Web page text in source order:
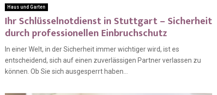
Haus und Garten
Ihr Schlüsselnotdienst in Stuttgart – Sicherheit
durch professionellen Einbruchschutz
In einer Welt, in der Sicherheit immer wichtiger wird, ist es
entscheidend, sich auf einen zuverlässigen Partner verlassen zu
können. Ob Sie sich ausgesperrt haben...